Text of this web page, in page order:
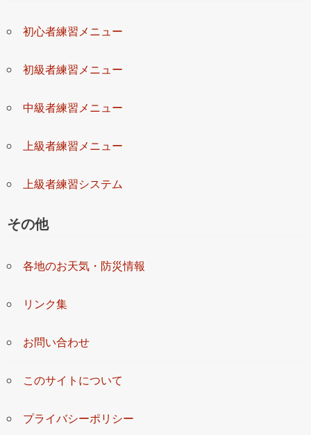
初心者練習メニュー
初級者練習メニュー
中級者練習メニュー
上級者練習メニュー
上級者練習システム
その他
各地のお天気・防災情報
リンク集
お問い合わせ
このサイトについて
プライバシーポリシー